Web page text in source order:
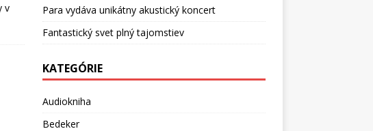
v
Para vydáva unikátny akustický koncert
Fantastický svet plný tajomstiev
KATEGÓRIE
Audiokniha
Bedeker